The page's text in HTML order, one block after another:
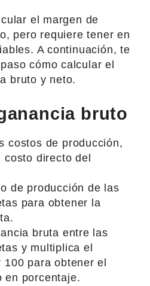
el margen de
pero requiere tener en
A continuación, te
cómo calcular el
bruto y neto.
bruto
costos de producción,
costo directo del
de producción de las
para obtener la
bruta entre las
y multiplica el
100 para obtener el
en porcentaje.